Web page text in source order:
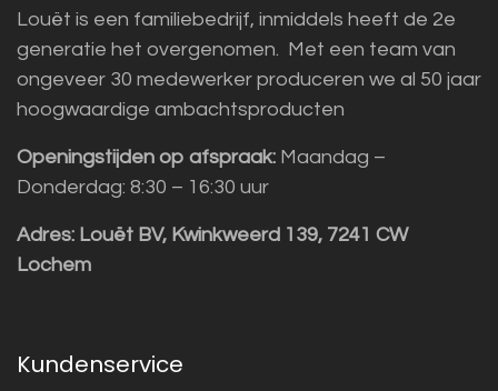
Louët is een familiebedrijf, inmiddels heeft de 2e
generatie het overgenomen. Met een team van
ongeveer 30 medewerker produceren we al 50 jaar
hoogwaardige ambachtsproducten
Openingstijden op afspraak: Maandag –
Donderdag: 8:30 – 16:30 uur
Adres: Louët BV, Kwinkweerd 139, 7241 CW
Lochem
Kundenservice